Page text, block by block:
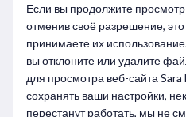
Если вы продолжите
отменив своё разрешение, это
принимаете их
вы отклоните или удалите
для просмотра веб-сайта
сохранять ваши настройки,
перестанут работать, мы не